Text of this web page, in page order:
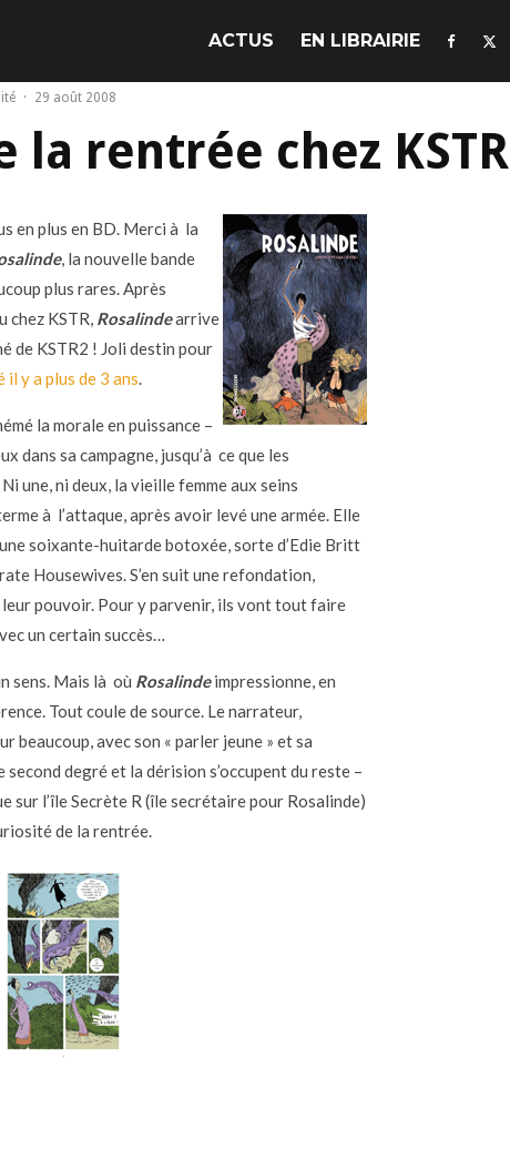
ACTUS EN LIBRAIRIE
· 29 août 2008
la rentrée chez KSTR
en plus en BD. Merci à la
, la nouvelle bande
plus rares. Après
chez KSTR, Rosalindearrive
de KSTR2 ! Joli destin pour
il y a plus de 3 ans.
la morale en puissance –
dans sa campagne, jusqu’à ce que les
une, ni deux, la vieille femme aux seins
à l’attaque, après avoir levé une armée. Elle
soixante-huitarde botoxée, sorte d’Edie Britt
Housewives. S’en suit une refondation,
leur pouvoir. Pour y parvenir, ils vont tout faire
un certain succès…
sens. Mais là où Rosalindeimpressionne, en
Tout coule de source. Le narrateur,
beaucoup, avec son « parler jeune » et sa
degré et la dérision s’occupent du reste –
sur l’île Secrète R (île secrétaire pour Rosalinde)
de la rentrée.